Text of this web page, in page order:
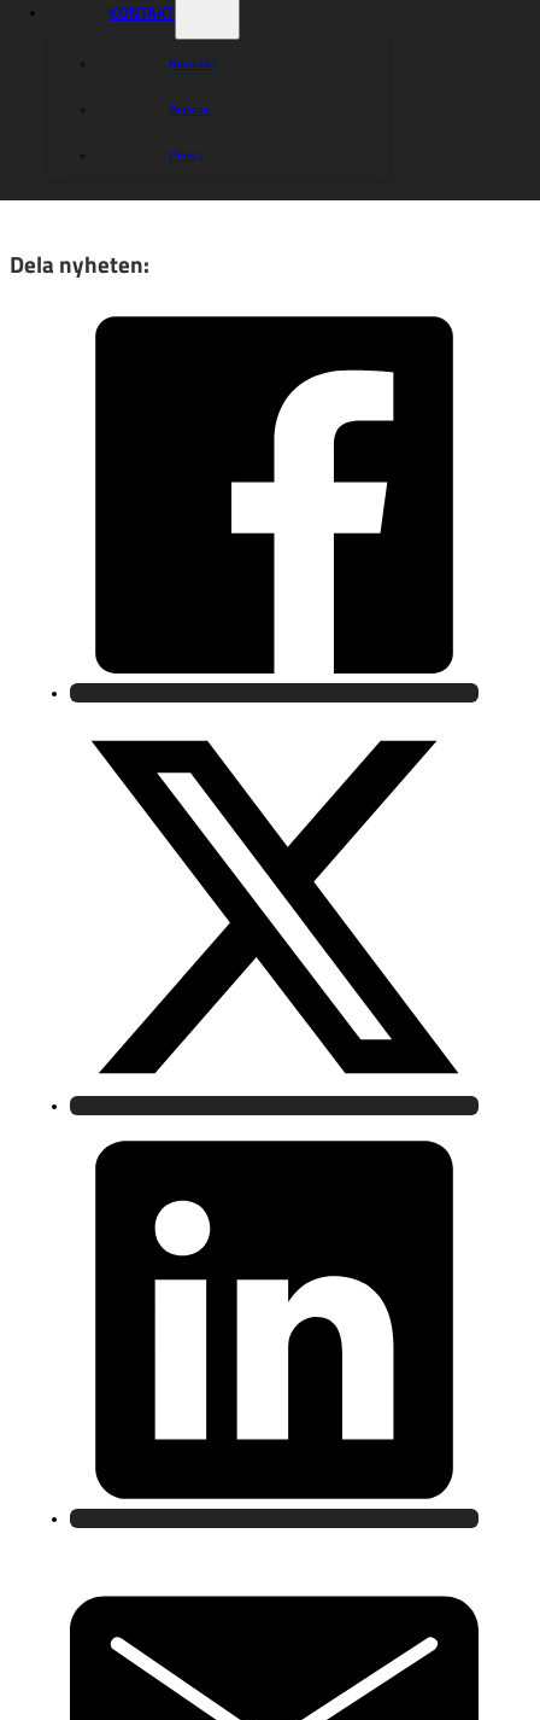
KONTAKT
Kontakt
Arenan
Press
Krzysztof Buczkowski, 3) Rasmus Karlsson, 4) Dimitri
Bergé, 5) Luke Becker, 6) Jonatan Grahn, 7) Bartosz
Fredrik Lindgren, 4) Mads Hansen, 5) Jacob Thorssell, 6)
Dela nyheten: